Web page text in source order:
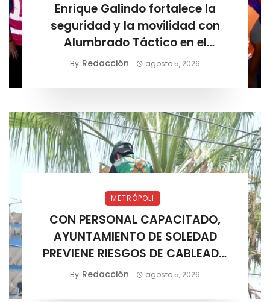
Enrique Galindo fortalece la
seguridad y la movilidad con
Alumbrado Táctico en el
Corredor Lomas
By Redacción agosto 5, 2026
METRÓPOLI
CON PERSONAL CAPACITADO,
AYUNTAMIENTO DE SOLEDAD
PREVIENE RIESGOS DE CABLEADO
ELÉCTRICO
By Redacción agosto 5, 2026